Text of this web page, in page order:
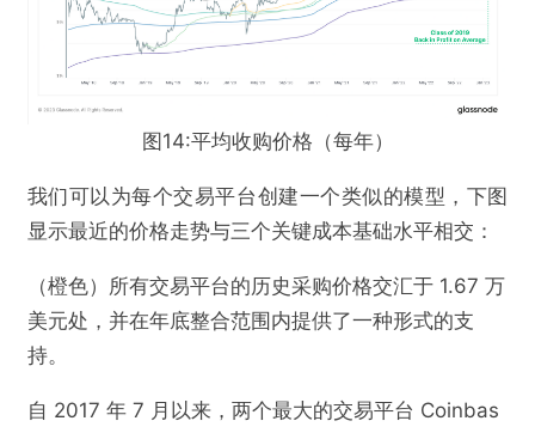
图14:平均收购价格（每年）
我们可以为每个交易平台创建一个类似的模型，下图
显示最近的价格走势与三个关键成本基础水平相交：
（橙色）所有交易平台的历史采购价格交汇于 1.67 万
美元处，并在年底整合范围内提供了一种形式的支
持。
自 2017 年 7 月以来，两个最大的交易平台 Coinbas